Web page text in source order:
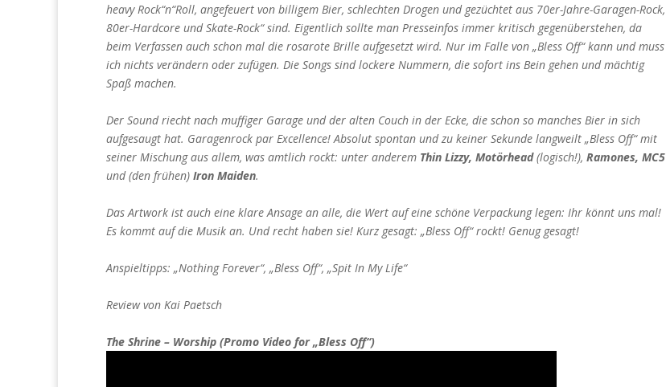
heavy Rock“n“Roll, angefeuert von billigem Bier, schlechten Drogen und gezüchtet aus 70er-Jahre-Garagen-Rock,
80er-Hardcore und Skate-Rock“ sind. Eigentlich sollte man Presseinfos immer kritisch gegenüberstehen, da
beim Verfassen auch schon mal die rosarote Brille aufgesetzt wird. Nur im Falle von „Bless Off“ kann und muss
ich nichts verändern oder zufügen. Die Songs sind lockere Nummern, die sofort ins Bein gehen und mächtig
Spaß machen.
Der Sound riecht nach muffiger Garage und der alten Couch in der Ecke, die schon so manches Bier in sich
aufgesaugt hat. Garagenrock par Excellence! Absolut spontan und zu keiner Sekunde langweilt „Bless Off“ mit
seiner Mischung aus allem, was amtlich rockt: unter anderem Thin Lizzy, Motörhead(logisch!), Ramones, MC5
und (den frühen) Iron Maiden.
Das Artwork ist auch eine klare Ansage an alle, die Wert auf eine schöne Verpackung legen: Ihr könnt uns mal!
Es kommt auf die Musik an. Und recht haben sie! Kurz gesagt: „Bless Off“ rockt! Genug gesagt!
Anspieltipps: „Nothing Forever“, „Bless Off“, „Spit In My Life“
Review von Kai Paetsch
The Shrine – Worship (Promo Video for „Bless Off“)